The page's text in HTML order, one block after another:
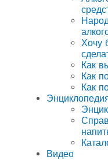
Хочу
Как
Как
Как
Видео